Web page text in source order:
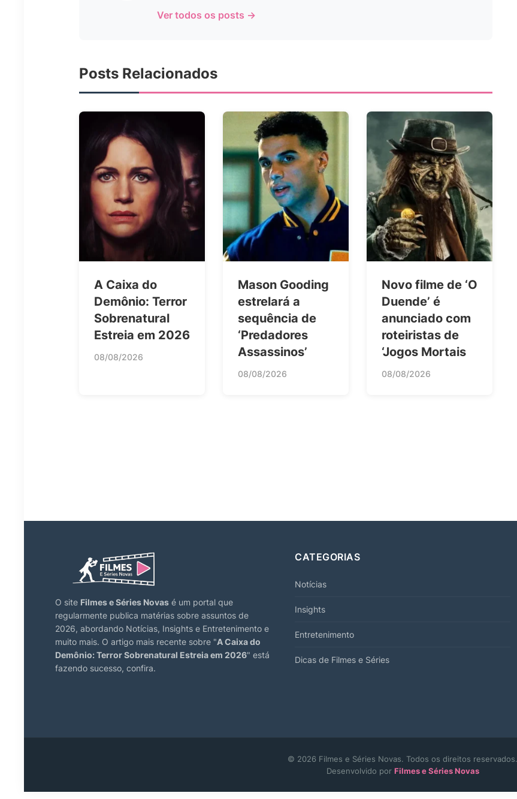
Ver todos os posts →
Posts Relacionados
A Caixa do
Demônio: Terror
Sobrenatural
Estreia em 2026
08/08/2026
Mason Gooding
estrelará a
sequência de
‘Predadores
Assassinos’
08/08/2026
Novo filme de ‘O
Duende’ é
anunciado com
roteiristas de
‘Jogos Mortais
08/08/2026
O site Filmes e Séries Novas é um portal que
regularmente publica matérias sobre assuntos de
2026, abordando Notícias, Insights e Entretenimento e
muito mais. O artigo mais recente sobre "A Caixa do
Demônio: Terror Sobrenatural Estreia em 2026" está
fazendo sucesso, confira.
CATEGORIAS
Notícias
Insights
Entretenimento
Dicas de Filmes e Séries
© 2026 Filmes e Séries Novas. Todos os direitos reservados.
Desenvolvido por Filmes e Séries Novas